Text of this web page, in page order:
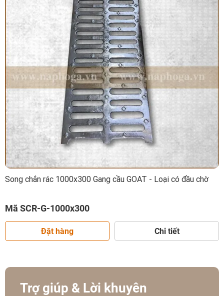
Song chắn rác 1000x300 Gang cầu GOAT - Loại có đầu chờ
Mã SCR-G-1000x300
Đặt hàng Chi tiết
Trợ giúp & Lời khuyên